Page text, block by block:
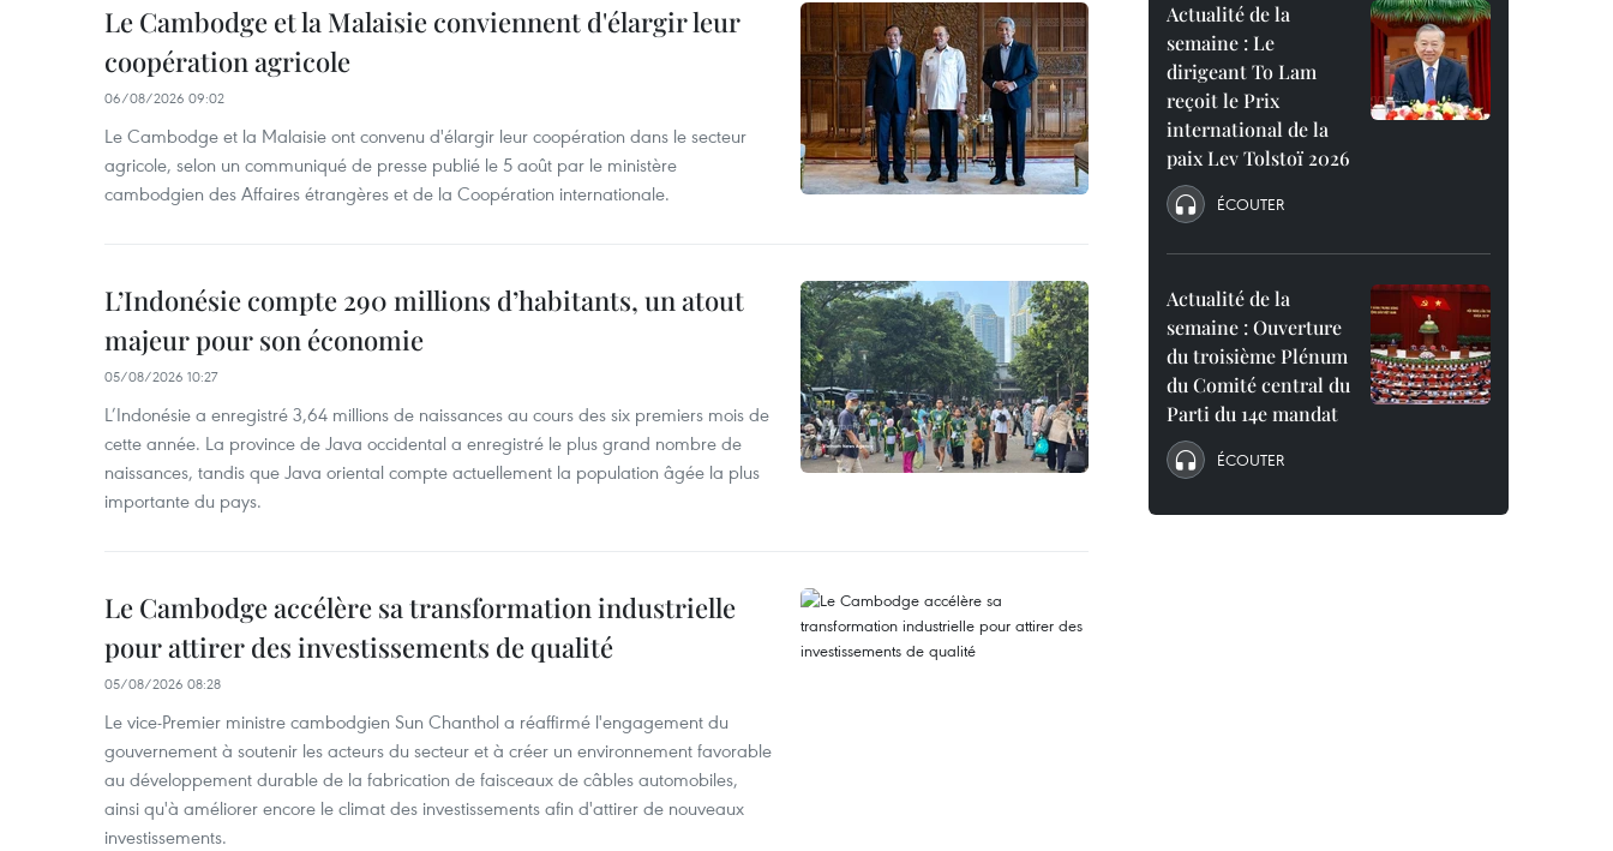
Le Cambodge et la Malaisie conviennent d'élargir leur
coopération agricole
06/08/2026 09:02
Le Cambodge et la Malaisie ont convenu d'élargir leur coopération dans le secteur
agricole, selon un communiqué de presse publié le 5 août par le ministère
cambodgien des Affaires étrangères et de la Coopération internationale.
L’Indonésie compte 290 millions d’habitants, un atout
majeur pour son économie
05/08/2026 10:27
L’Indonésie a enregistré 3,64 millions de naissances au cours des six premiers mois de
cette année. La province de Java occidental a enregistré le plus grand nombre de
naissances, tandis que Java oriental compte actuellement la population âgée la plus
importante du pays.
Le Cambodge accélère sa transformation industrielle
pour attirer des investissements de qualité
05/08/2026 08:28
Le vice-Premier ministre cambodgien Sun Chanthol a réaffirmé l'engagement du
gouvernement à soutenir les acteurs du secteur et à créer un environnement favorable
au développement durable de la fabrication de faisceaux de câbles automobiles,
ainsi qu'à améliorer encore le climat des investissements afin d'attirer de nouveaux
investissements.
Actualité de la
semaine : Le
dirigeant To Lam
reçoit le Prix
international de la
paix Lev Tolstoï 2026
ÉCOUTER
Actualité de la
semaine : Ouverture
du troisième Plénum
du Comité central du
Parti du 14e mandat
ÉCOUTER